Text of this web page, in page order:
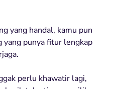
yang handal, kamu pun
punya fitur lengkap
perlu khawatir lagi,